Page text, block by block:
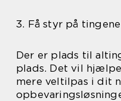
3. Få styr på tingene
Der er plads til
plads. Det vil
mere veltilpas i dit